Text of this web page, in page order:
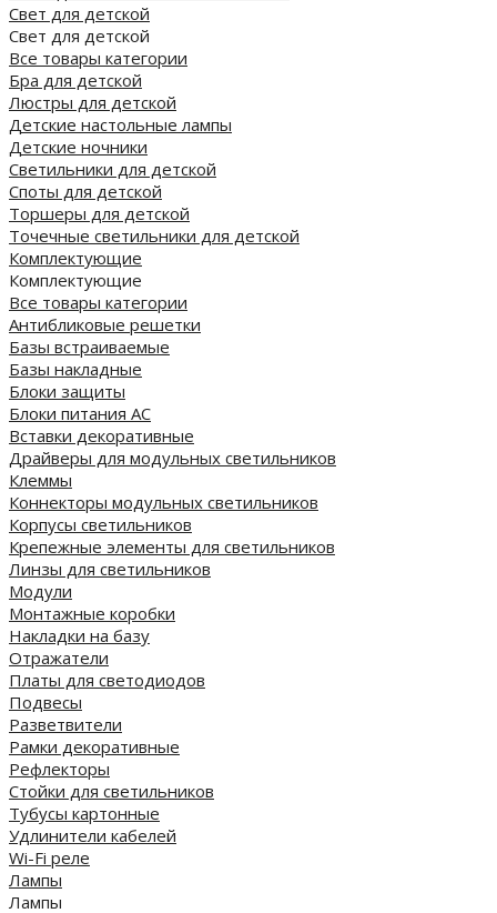
Свет для детской
Свет для детской
Все товары категории
Бра для детской
Люстры для детской
Детские настольные лампы
Детские ночники
Светильники для детской
Споты для детской
Торшеры для детской
Точечные светильники для детской
Комплектующие
Комплектующие
Все товары категории
Антибликовые решетки
Базы встраиваемые
Базы накладные
Блоки защиты
Блоки питания AC
Вставки декоративные
Драйверы для модульных светильников
Клеммы
Коннекторы модульных светильников
Корпусы светильников
Крепежные элементы для светильников
Линзы для светильников
Модули
Монтажные коробки
Накладки на базу
Отражатели
Платы для светодиодов
Подвесы
Разветвители
Рамки декоративные
Рефлекторы
Стойки для светильников
Тубусы картонные
Удлинители кабелей
Wi-Fi реле
Лампы
Лампы